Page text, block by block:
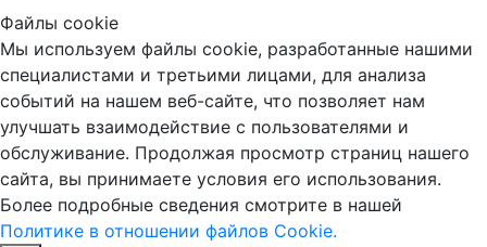
Файлы cookie
Мы используем файлы cookie, разработанные нашими
специалистами и третьими лицами, для анализа
событий на нашем веб-сайте, что позволяет нам
улучшать взаимодействие с пользователями и
обслуживание. Продолжая просмотр страниц нашего
сайта, вы принимаете условия его использования.
Более подробные сведения смотрите в нашей
Политике в отношении файлов Cookie.